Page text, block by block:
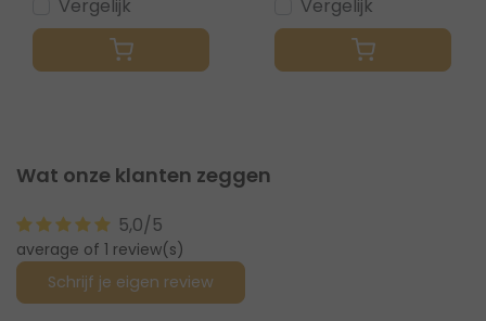
Vergelijk Vergelijk
Wat onze klanten zeggen
5,0/5
average of 1 review(s)
Schrijf je eigen review